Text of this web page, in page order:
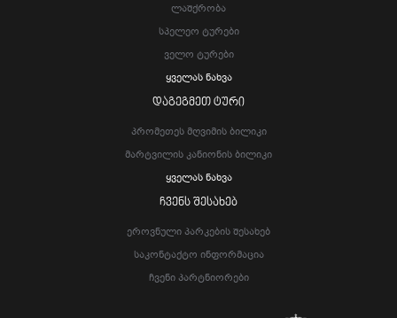
Ლაშქრობა
Სპელეო Ტურები
Ველო Ტურები
Ყველას Ნახვა
ᲓᲐᲒᲔᲒᲛᲔᲗ ᲢᲣᲠᲘ
Პრომეთეს Მღვიმის Ბილიკი
Მარტვილის Კანიონის Ბილიკი
Ყველას Ნახვა
ᲩᲕᲔᲜᲡ ᲨᲔᲡᲐᲮᲔᲑ
Ეროვნული Პარკების Შესახებ
Საკონტაქტო Ინფორმაცია
Ჩვენი Პარტნიორები